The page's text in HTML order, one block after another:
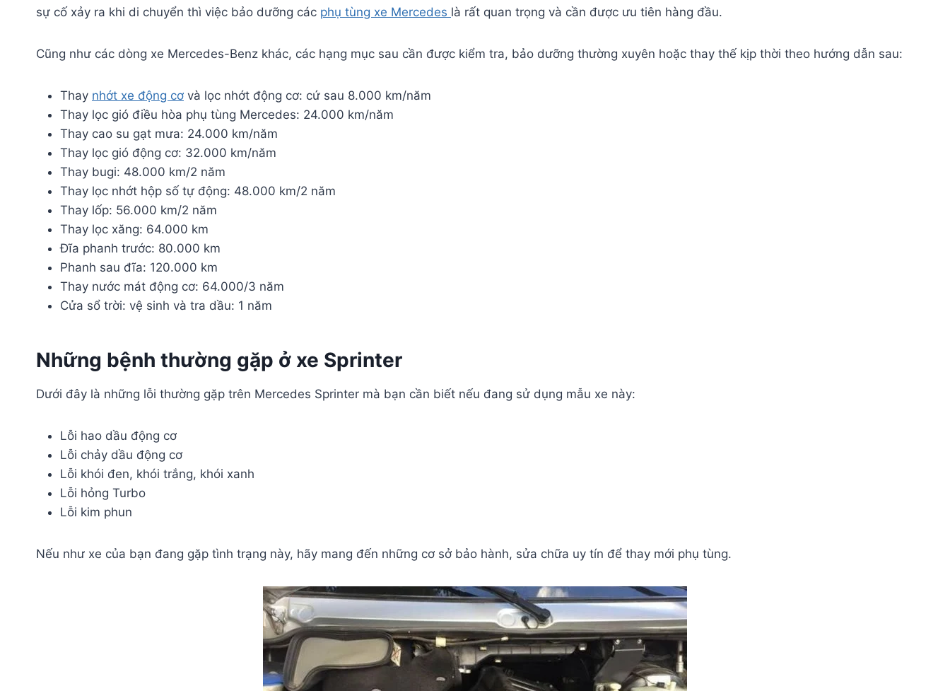
sự cố xảy ra khi di chuyển thì việc bảo dưỡng các phụ tùng xe Mercedes là rất quan trọng và cần được ưu tiên hàng đầu.
Cũng như các dòng xe Mercedes-Benz khác, các hạng mục sau cần được kiểm tra, bảo dưỡng thường xuyên hoặc thay thế kịp thời theo hướng dẫn sau:
Thay nhớt xe động cơ và lọc nhớt động cơ: cứ sau 8.000 km/năm
Thay lọc gió điều hòa phụ tùng Mercedes: 24.000 km/năm
Thay cao su gạt mưa: 24.000 km/năm
Thay lọc gió động cơ: 32.000 km/năm
Thay bugi: 48.000 km/2 năm
Thay lọc nhớt hộp số tự động: 48.000 km/2 năm
Thay lốp: 56.000 km/2 năm
Thay lọc xăng: 64.000 km
Đĩa phanh trước: 80.000 km
Phanh sau đĩa: 120.000 km
Thay nước mát động cơ: 64.000/3 năm
Cửa sổ trời: vệ sinh và tra dầu: 1 năm
Những bệnh thường gặp ở xe Sprinter
Dưới đây là những lỗi thường gặp trên Mercedes Sprinter mà bạn cần biết nếu đang sử dụng mẫu xe này:
Lỗi hao dầu động cơ
Lỗi chảy dầu động cơ
Lỗi khói đen, khói trắng, khói xanh
Lỗi hỏng Turbo
Lỗi kim phun
Nếu như xe của bạn đang gặp tình trạng này, hãy mang đến những cơ sở bảo hành, sửa chữa uy tín để thay mới phụ tùng.